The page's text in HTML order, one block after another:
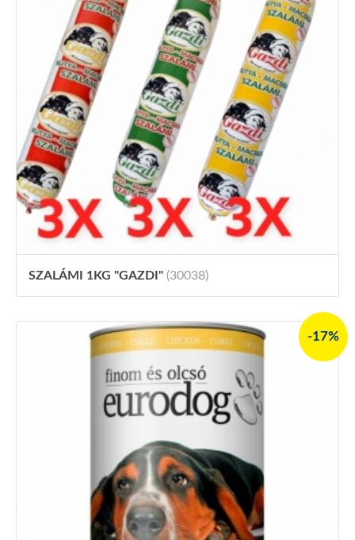
SZALÁMI 1KG "GAZDI" (30038)
-17%